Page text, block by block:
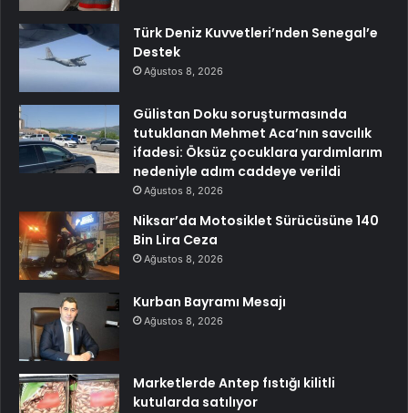
Türk Deniz Kuvvetleri’nden Senegal’e
Destek
Ağustos 8, 2026
Gülistan Doku soruşturmasında
tutuklanan Mehmet Aca’nın savcılık
ifadesi: Öksüz çocuklara yardımlarım
nedeniyle adım caddeye verildi
Ağustos 8, 2026
Niksar’da Motosiklet Sürücüsüne 140
Bin Lira Ceza
Ağustos 8, 2026
Kurban Bayramı Mesajı
Ağustos 8, 2026
Marketlerde Antep fıstığı kilitli
kutularda satılıyor